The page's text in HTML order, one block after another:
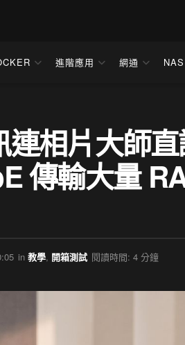
進階應用 網通 NAS
相片大師
傳輸大量
in 教學, 開箱測試 閱讀時間: 4 分鐘